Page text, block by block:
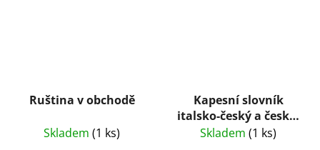
Ruština v obchodě
Skladem (1 ks)
Kapesní slovník
italsko-český a česko-
italský
Skladem (1 ks)